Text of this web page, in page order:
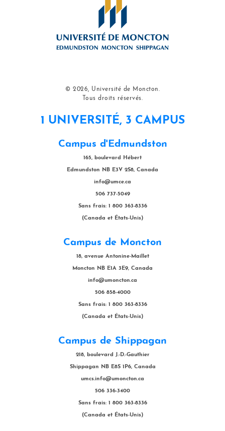
© 2026, Université de Moncton.
Tous droits réservés.
1 UNIVERSITÉ, 3 CAMPUS
Campus d'Edmundston
165, boulevard Hébert
Edmundston NB E3V 2S8, Canada
info@umce.ca
506 737-5049
Sans frais: 1 800 363-8336
(Canada et États-Unis)
Campus de Moncton
18, avenue Antonine-Maillet
Moncton NB E1A 3E9, Canada
info@umoncton.ca
506 858-4000
Sans frais: 1 800 363-8336
(Canada et États-Unis)
Campus de Shippagan
218, boulevard J.-D.-Gauthier
Shippagan NB E8S 1P6, Canada
umcs.info@umoncton.ca
506 336-3400
Sans frais: 1 800 363-8336
(Canada et États-Unis)